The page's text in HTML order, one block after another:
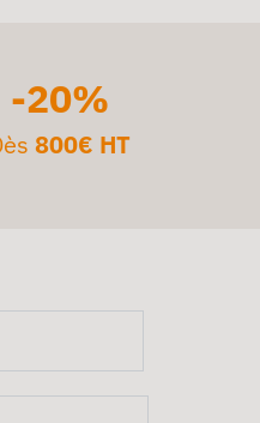
-20%
800€ HT